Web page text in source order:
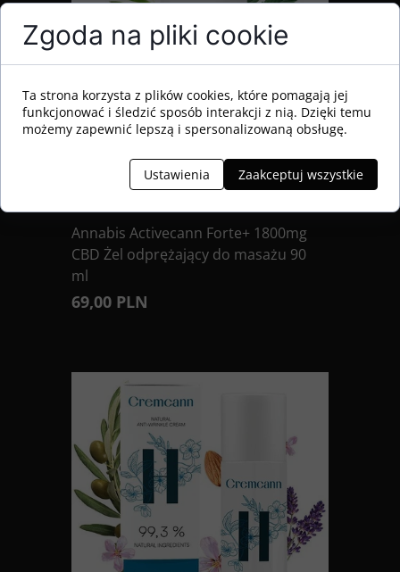
Annabis Activecann Forte+ 1800mg
CBD Żel odprężający do masażu 90
ml
69,00 PLN
Zgoda na pliki cookie
Ta strona korzysta z plików cookies, które pomagają jej
funkcjonować i śledzić sposób interakcji z nią. Dzięki temu
możemy zapewnić lepszą i spersonalizowaną obsługę.
Ustawienia Zaakceptuj wszystkie